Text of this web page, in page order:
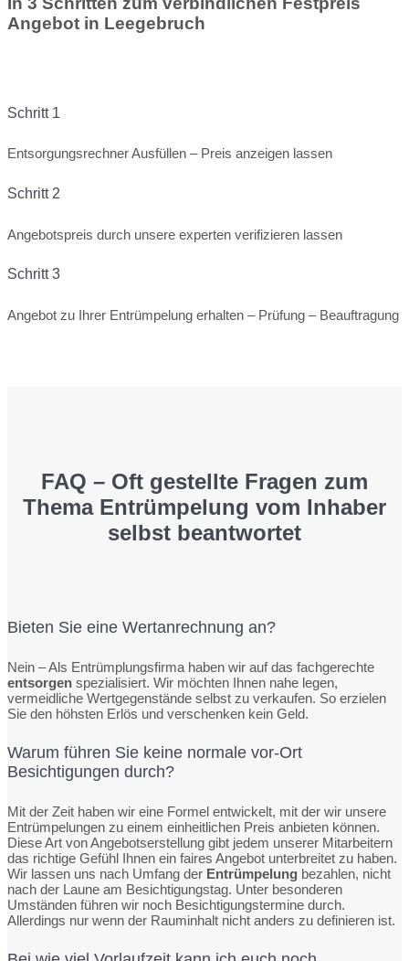
Angebot in Leegebruch
Schritt 1
Entsorgungsrechner Ausfüllen – Preis anzeigen lassen
Schritt 2
Angebotspreis durch unsere experten verifizieren lassen
Schritt 3
Angebot zu Ihrer Entrümpelung erhalten – Prüfung – Beauftragung
FAQ – Oft gestellte Fragen zum
Thema Entrümpelung vom Inhaber
selbst beantwortet
Bieten Sie eine Wertanrechnung an?
Nein – Als Entrümplungsfirma haben wir auf das fachgerechte
entsorgen spezialisiert. Wir möchten Ihnen nahe legen,
vermeidliche Wertgegenstände selbst zu verkaufen. So erzielen
Sie den höhsten Erlös und verschenken kein Geld.
Warum führen Sie keine normale vor-Ort
Besichtigungen durch?
Mit der Zeit haben wir eine Formel entwickelt, mit der wir unsere
Entrümpelungen zu einem einheitlichen Preis anbieten können.
Diese Art von Angebotserstellung gibt jedem unserer Mitarbeitern
das richtige Gefühl Ihnen ein faires Angebot unterbreitet zu haben.
Wir lassen uns nach Umfang der Entrümpelung bezahlen, nicht
nach der Laune am Besichtigungstag. Unter besonderen
Umständen führen wir noch Besichtigungstermine durch.
Allerdings nur wenn der Rauminhalt nicht anders zu definieren ist.